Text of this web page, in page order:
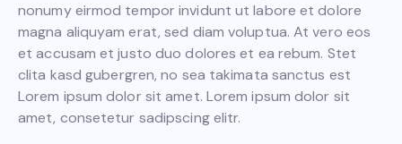
nonumy eirmod tempor invidunt ut labore et dolore
magna aliquyam erat, sed diam voluptua. At vero eos
et accusam et justo duo dolores et ea rebum. Stet
clita kasd gubergren, no sea takimata sanctus est
Lorem ipsum dolor sit amet. Lorem ipsum dolor sit
amet, consetetur sadipscing elitr.